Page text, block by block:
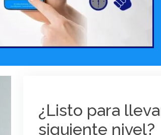
¿Listo para
siguiente nivel?